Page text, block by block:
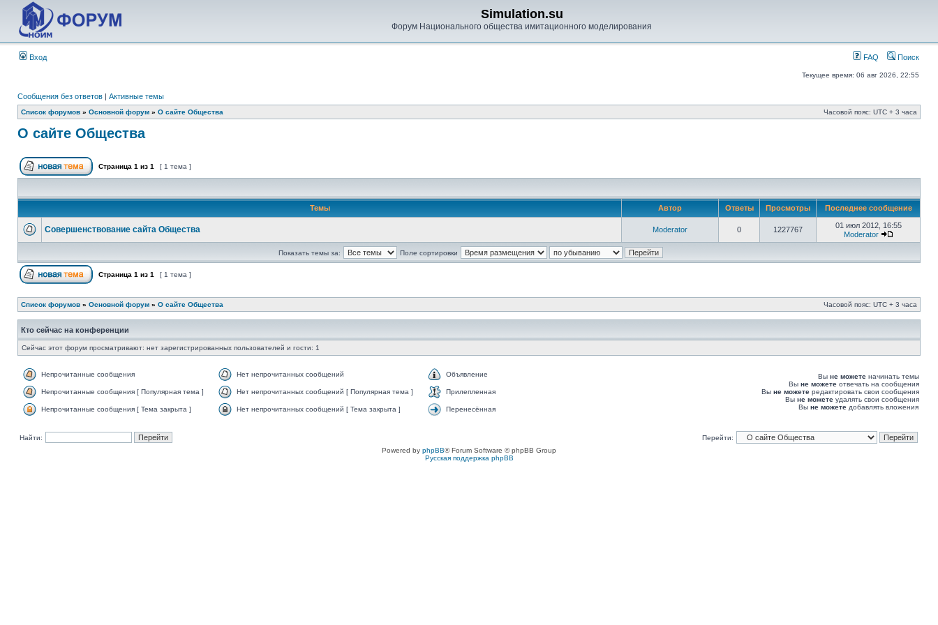
Simulation.su
Форум Национального общества имитационного моделирования
Вход FAQ Поиск
Текущее время: 06 авг 2026, 22:55
Сообщения без ответов | Активные темы
Список форумов » Основной форум » О сайте Общества Часовой пояс: UTC + 3 часа
О сайте Общества
Страница 1 из 1 [ 1 тема ]
Темы Автор Ответы Просмотры Последнее сообщение
Совершенствование сайта Общества Moderator 0 1227767
01 июл 2012, 16:55
Moderator
Показать темы за: Поле сортировки
Страница 1 из 1 [ 1 тема ]
Список форумов » Основной форум » О сайте Общества Часовой пояс: UTC + 3 часа
Кто сейчас на конференции
Сейчас этот форум просматривают: нет зарегистрированных пользователей и гости: 1
Непрочитанные сообщения Нет непрочитанных сообщений Объявление
Непрочитанные сообщения [ Популярная тема ] Нет непрочитанных сообщений [ Популярная тема ] Прилепленная
Непрочитанные сообщения [ Тема закрыта ] Нет непрочитанных сообщений [ Тема закрыта ] Перенесённая
Вы не можете начинать темы
Вы не можете отвечать на сообщения
Вы не можете редактировать свои сообщения
Вы не можете удалять свои сообщения
Вы не можете добавлять вложения
Найти:
Перейти:
Powered by phpBB® Forum Software © phpBB Group
Русская поддержка phpBB